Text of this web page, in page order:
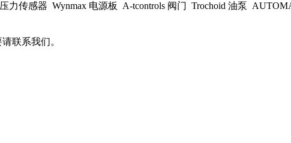
传感器 Wynmax 电源板 A-tcontrols 阀门 Trochoid 油泵
联系我们。